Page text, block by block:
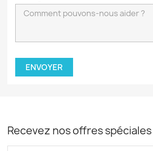
Recevez nos offres spéciales